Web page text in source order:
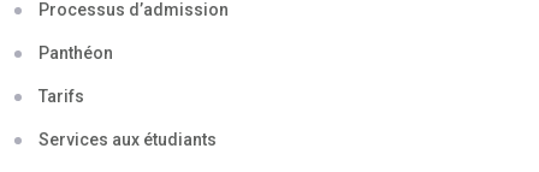
Processus d’admission
Panthéon
Tarifs
Services aux étudiants